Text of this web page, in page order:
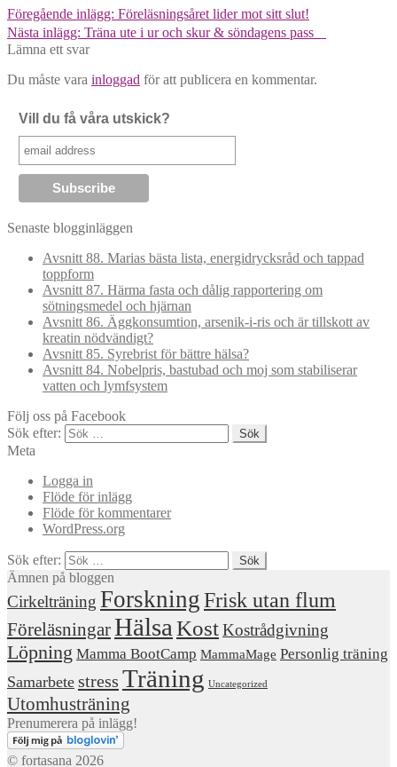
Föregående inlägg: Föreläsningsåret lider mot sitt slut!
Nästa inlägg: Träna ute i ur och skur & söndagens pass
Lämna ett svar
Du måste vara inloggad för att publicera en kommentar.
Vill du få våra utskick?
Senaste blogginläggen
Avsnitt 88. Marias bästa lista, energidrycksråd och tappad
toppform
Avsnitt 87. Härma fasta och dålig rapportering om
sötningsmedel och hjärnan
Avsnitt 86. Äggkonsumtion, arsenik-i-ris och är tillskott av
kreatin nödvändigt?
Avsnitt 85. Syrebrist för bättre hälsa?
Avsnitt 84. Nobelpris, bastubad och moj som stabiliserar
vatten och lymfsystem
Följ oss på Facebook
Sök efter:
Meta
Logga in
Flöde för inlägg
Flöde för kommentarer
WordPress.org
Sök efter:
Ämnen på bloggen
Cirkelträning ForskningFrisk utan flum
FöreläsningarHälsa KostKostrådgivning
Löpning Mamma BootCamp MammaMage Personlig träning
Samarbete stress Träning Uncategorized
Utomhusträning
Prenumerera på inlägg!
© fortasana 2026